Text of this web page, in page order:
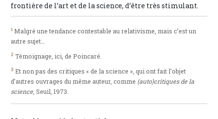
frontière de l’art et de la science, d’être très stimulant.
1 Malgré une tendance contestable au relativisme, mais c’est un
autre sujet…
2 Témoignage, ici, de Poincaré.
3 Et non pas des critiques « de la science », qui ont fait l’objet
d’autres ouvrages du même auteur, comme (auto)critiques de la
science , Seuil, 1973.